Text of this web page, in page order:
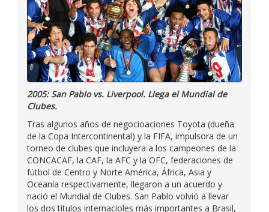
2005: San Pablo vs. Liverpool. Llega el Mundial de
Clubes.
Tras algunos años de negocioaciones Toyota (dueña
de la Copa Intercontinental) y la FIFA, impulsora de un
torneo de clubes que incluyera a los campeones de la
CONCACAF, la CAF, la AFC y la OFC, federaciones de
fútbol de Centro y Norte América, África, Asia y
Oceanía respectivamente, llegaron a un acuerdo y
nació el Mundial de Clubes. San Pablo volvió a llevar
los dos títulos internacioles más importantes a Brasil,